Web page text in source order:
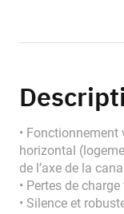
•
horizontal
de l’axe de la
• Pertes de
• Silence et